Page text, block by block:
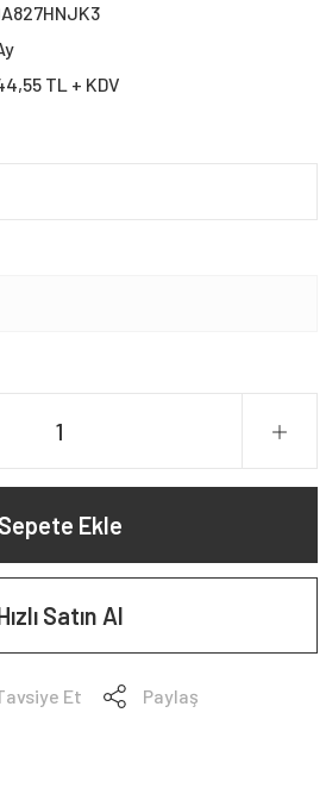
TL + KDV
Sepete Ekle
Satın Al
Et Paylaş